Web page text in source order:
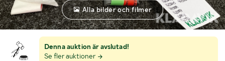
Denna auktion är avslutad!
Se fler auktioner
Alla bilder och filmer